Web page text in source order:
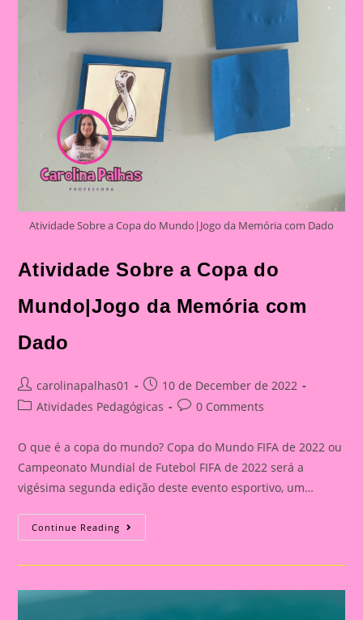
Atividade Sobre a Copa do Mundo|Jogo da Memória com Dado
Atividade Sobre a Copa do
Mundo|Jogo da Memória com
Dado
Post
author:
carolinapalhas01
Post
published:
10 de December de 2022
PostAtividades Pedagógicas
Post0 Comments
O que é a copa do mundo? Copa do Mundo FIFA de 2022 ou
Campeonato Mundial de Futebol FIFA de 2022 será a
vigésima segunda edição deste evento esportivo, um…
Continue Reading Atividade
Sobre
Copa
Da
Memória